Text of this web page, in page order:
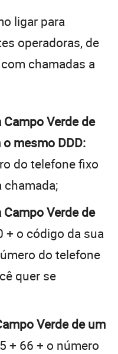
ligar para
operadoras, de
chamadas a
Verde de
mesmo DDD:
do telefone fixo
chamada;
Verde de
+ o código da sua
do telefone
quer se
Verde de um
+ 66 + o número